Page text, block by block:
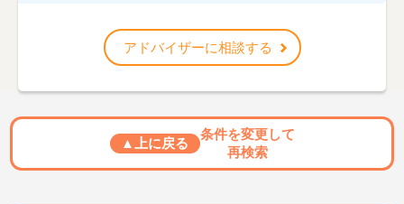
アドバイザーに相談する
▲上に戻る
条件を変更して
再検索